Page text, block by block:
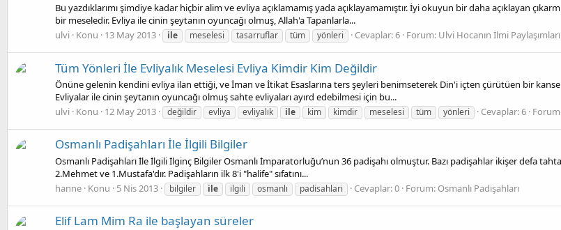
Bu yazdıklarımı şimdiye kadar hiçbir alim ve evliya açıklamamış yada açıklayamamıştır. İyi okuyun bir daha açıklayan
bir meseledir. Evliya ile cinin şeytanın oyuncağı olmuş, Allah'a Tapanlarla...
ulvi Konu 13 May 2013 ile meselesi tasarruflar tüm yönleri Cevaplar: 6 Forum: Ulvi Hocanın İlmi
Tüm Yönleri İle Evliyalık Meselesi Evliya Kimdir Kim Değildir
Önüne gelenin kendini evliya ilan ettiği, ve İman ve İtikat Esaslarına ters şeyleri benimseterek Din'i içten çürütüen bir
Evliyalar ile cinin şeytanın oyuncağı olmuş sahte evliyaları ayırd edebilmesi için bu...
ulvi Konu 12 May 2013 değildir evliya evliyalık ile kim kimdir meselesi tüm yönleri Cevaplar: 6
Osmanlı Padişahları İle İlgili Bilgiler
Osmanlı Padişahları İle İlgili İlginç Bilgiler Osmanlı İmparatorluğu’nun 36 padişahı olmuştur. Bazı padişahlar ikişer defa
2.Mehmet ve 1.Mustafa'dır. Padişahların ilk 8'i "halife" sıfatını...
hanne Konu 5 Nis 2013 bilgiler ile ilgili osmanlı padisahlari Cevaplar: 0 Forum: Osmanlı Padişahları
Elif Lam Mim Ra ile başlayan süreler